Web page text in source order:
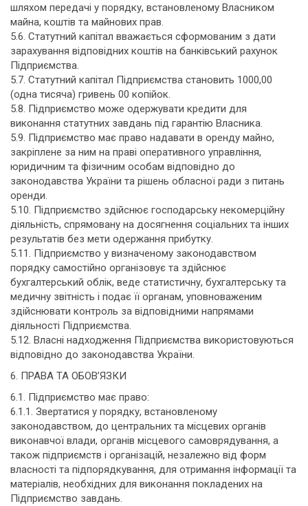
шляхом передачі у порядку, встановленому Власником
майна, коштів та майнових прав.
5.6. Статутний капітал вважається сформованим з дати
зарахування відповідних коштів на банківський рахунок
Підприємства.
5.7. Статутний капітал Підприємства становить 1000,00
(одна тисяча) гривень 00 копійок.
5.8. Підприємство може одержувати кредити для
виконання статутних завдань під гарантію Власника.
5.9. Підприємство має право надавати в оренду майно,
закріплене за ним на праві оперативного управління,
юридичним та фізичним особам відповідно до
законодавства України та рішень обласної ради з питань
оренди.
5.10. Підприємство здійснює господарську некомерційну
діяльність, спрямовану на досягнення соціальних та інших
результатів без мети одержання прибутку.
5.11. Підприємство у визначеному законодавством
порядку самостійно організовує та здійснює
бухгалтерський облік, веде статистичну, бухгалтерську та
медичну звітність і подає її органам, уповноваженим
здійснювати контроль за відповідними напрямами
діяльності Підприємства.
5.12. Власні надходження Підприємства використовуються
відповідно до законодавства України.
6. ПРАВА ТА ОБОВ’ЯЗКИ
6.1. Підприємство має право:
6.1.1. Звертатися у порядку, встановленому
законодавством, до центральних та місцевих органів
виконавчої влади, органів місцевого самоврядування, а
також підприємств і організацій, незалежно від форм
власності та підпорядкування, для отримання інформації та
матеріалів, необхідних для виконання покладених на
Підприємство завдань.